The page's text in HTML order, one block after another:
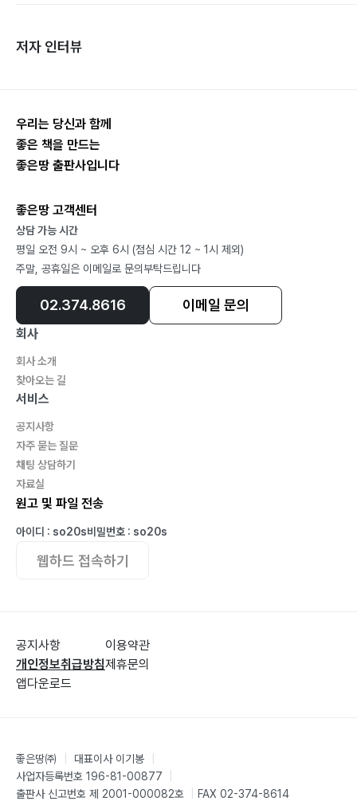
저자 인터뷰
우리는 당신과 함께
좋은 책을 만드는
좋은땅 출판사입니다
좋은땅 고객센터
상담 가능 시간
평일 오전 9시 ~ 오후 6시 (점심 시간 12 ~ 1시 제외)
주말, 공휴일은 이메일로 문의부탁드립니다
02.374.8616 이메일 문의
회사
회사 소개
찾아오는 길
서비스
공지사항
자주 묻는 질문
채팅 상담하기
자료실
원고 및 파일 전송
아이디 : so20s비밀번호 : so20s
웹하드 접속하기
공지사항
개인정보취급방침
앱다운로드
이용약관
제휴문의
좋은땅㈜ 대표이사 이기봉
사업자등록번호 196-81-00877
출판사 신고번호 제 2001-000082호
FAX 02-374-8614